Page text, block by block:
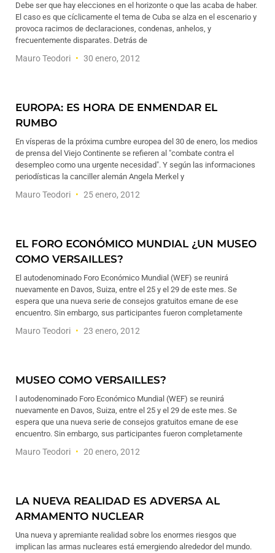
Debe ser que hay elecciones en el horizonte o que las acaba de haber.
El caso es que cíclicamente el tema de Cuba se alza en el escenario y
provoca racimos de declaraciones, condenas, anhelos, y
frecuentemente disparates. Detrás de
Mauro Teodori 30 enero, 2012
EUROPA: ES HORA DE ENMENDAR EL
RUMBO
En vísperas de la próxima cumbre europea del 30 de enero, los medios
de prensa del Viejo Continente se refieren al "combate contra el
desempleo como una urgente necesidad". Y según las informaciones
periodísticas la canciller alemán Angela Merkel y
Mauro Teodori 25 enero, 2012
EL FORO ECONÓMICO MUNDIAL ¿UN MUSEO
COMO VERSAILLES?
El autodenominado Foro Económico Mundial (WEF) se reunirá
nuevamente en Davos, Suiza, entre el 25 y el 29 de este mes. Se
espera que una nueva serie de consejos gratuitos emane de ese
encuentro. Sin embargo, sus participantes fueron completamente
Mauro Teodori 23 enero, 2012
MUSEO COMO VERSAILLES?
l autodenominado Foro Económico Mundial (WEF) se reunirá
nuevamente en Davos, Suiza, entre el 25 y el 29 de este mes. Se
espera que una nueva serie de consejos gratuitos emane de ese
encuentro. Sin embargo, sus participantes fueron completamente
Mauro Teodori 20 enero, 2012
LA NUEVA REALIDAD ES ADVERSA AL
ARMAMENTO NUCLEAR
Una nueva y apremiante realidad sobre los enormes riesgos que
implican las armas nucleares está emergiendo alrededor del mundo.